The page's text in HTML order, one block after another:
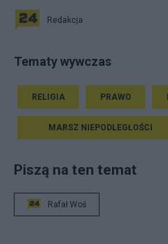
Redakcja
Tematy wywczas
RELIGIA PRAWO
MARSZ NIEPODLEGŁOŚCI
Piszą na ten temat
Rafał Woś